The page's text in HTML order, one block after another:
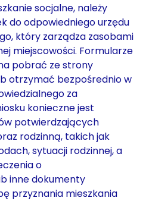
socjalne, należy
do odpowiedniego urzędu
który zarządza zasobami
miejscowości. Formularze
pobrać ze strony
otrzymać bezpośrednio w
za
konieczne jest
potwierdzających
rodzinną, takich jak
sytuacji rodzinnej, a
o
inne dokumenty
przyznania mieszkania